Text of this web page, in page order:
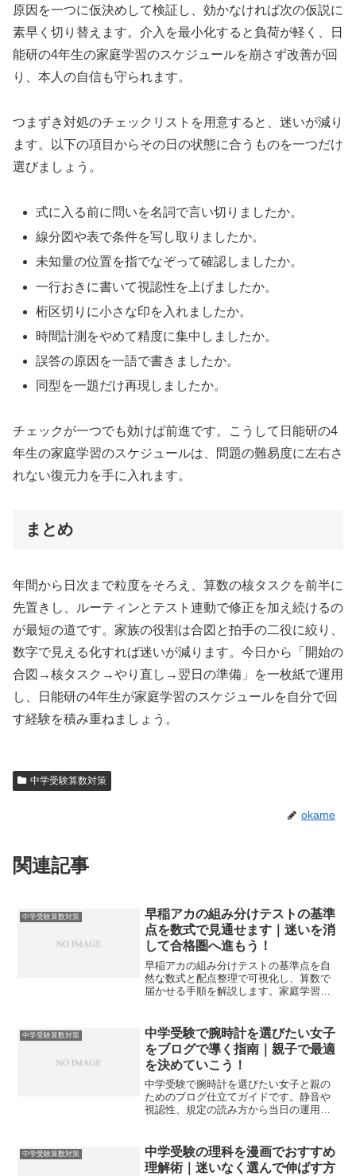
原因を一つに仮決めして検証し、効かなければ次の仮説に
素早く切り替えます。介入を最小化すると負荷が軽く、日
能研の4年生の家庭学習のスケジュールを崩さず改善が回
り、本人の自信も守られます。
つまずき対処のチェックリストを用意すると、迷いが減り
ます。以下の項目からその日の状態に合うものを一つだけ
選びましょう。
式に入る前に問いを名詞で言い切りましたか。
線分図や表で条件を写し取りましたか。
未知量の位置を指でなぞって確認しましたか。
一行おきに書いて視認性を上げましたか。
桁区切りに小さな印を入れましたか。
時間計測をやめて精度に集中しましたか。
誤答の原因を一語で書きましたか。
同型を一題だけ再現しましたか。
チェックが一つでも効けば前進です。こうして日能研の4
年生の家庭学習のスケジュールは、問題の難易度に左右さ
れない復元力を手に入れます。
まとめ
年間から日次まで粒度をそろえ、算数の核タスクを前半に
先置きし、ルーティンとテスト連動で修正を加え続けるの
が最短の道です。家族の役割は合図と拍手の二役に絞り、
数字で見える化すれば迷いが減ります。今日から「開始の
合図→核タスク→やり直し→翌日の準備」を一枚紙で運用
し、日能研の4年生が家庭学習のスケジュールを自分で回
す経験を積み重ねましょう。
中学受験算数対策
okame
関連記事
中学受験算数対策
早稲アカの組み分けテストの基準
点を数式で見通せます｜迷いを消
して合格圏へ進もう！
早稲アカの組み分けテストの基準点を自
然な数式と配点整理で可視化し、算数で
届かせる手順を解説します。家庭学習の
中学受験算数対策
中学受験で腕時計を選びたい女子
をブログで導く指南｜親子で最適
を決めていこう！
中学受験で腕時計を選びたい女子と親の
ためのブログ仕立てガイドです。静音や
視認性、規定の読み方から当日の運用ま
中学受験算数対策
中学受験の理科を漫画でおすすめ
理解術｜迷いなく選んで伸ばす方